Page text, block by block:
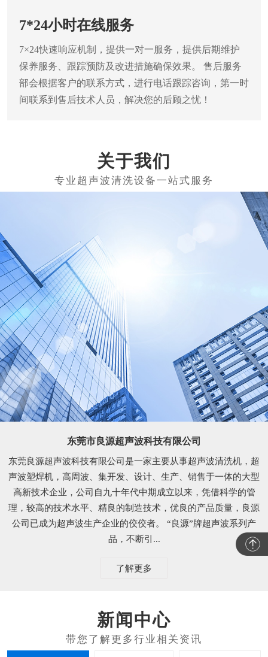
7*24小时在线服务
7×24快速响应机制，提供一对一服务，提供后期维护
保养服务、跟踪预防及改进措施确保效果。
售后服务
部会根据客户的联系方式，进行电话跟踪咨询，第一时
间联系到售后技术人员，解决您的后顾之忧！
关于我们
东莞市良源超声波科技有限公司
东莞良源超声波科技有限公司是一家主要从事超声波清洗机，超
声波塑焊机，高周波、集开发、设计、生产、销售于一体的大型
高新技术企业，公司自九十年代中期成立以来，凭借科学的管
理，较高的技术水平、精良的制造技术，优良的产品质量，良源
公司已成为超声波生产企业的佼佼者。 “良源”牌超声波系列产
品，不断引...
了解更多
新闻中心